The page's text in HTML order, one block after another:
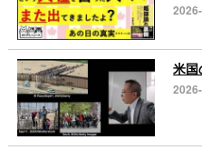
米国